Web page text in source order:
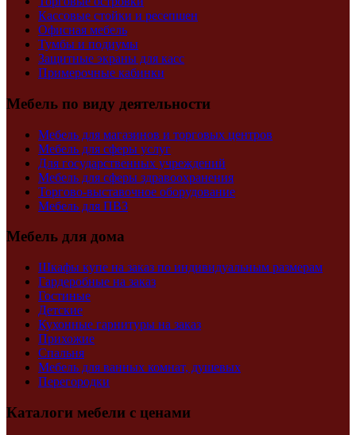
Кассовые стойки и ресепшен
Офисная мебель
Тумбы и подиумы
Защитные экраны для касс
Примерочные кабинки
Мебель по виду деятельности
Мебель для магазинов и торговых центров
Мебель для сферы услуг
Для государственных учреждений
Мебель для сферы здравоохранения
Торгово-выставочное оборудование
Мебель для ПВЗ
Мебель для дома
Шкафы купе на заказ по индивидуальным размерам
Гардеробные на заказ
Гостиные
Детские
Кухонные гарнитуры на заказ
Прихожие
Спальня
Мебель для ванных комнат, душевых
Перегородки
Каталоги мебели с ценами